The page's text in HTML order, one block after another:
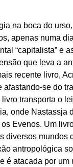
na boca do
apenas numa
“capitalista” e
que leva a
recente livro,
afastando-se do
transporta o
onde Nastassja
Evenos. Um
diversos mundos
antropológica
é atacada por